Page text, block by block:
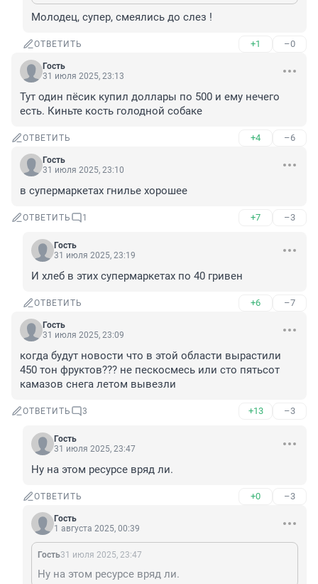
Молодец, супер, смеялись до слез !
ОТВЕТИТЬ +1 –0
Гость
31 июля 2025, 23:13
Тут один пёсик купил доллары по 500 и ему нечего
есть. Киньте кость голодной собаке
ОТВЕТИТЬ +4 –6
Гость
31 июля 2025, 23:10
в супермаркетах гнилье хорошее
ОТВЕТИТЬ 1 +7 –3
Гость
31 июля 2025, 23:19
И хлеб в этих супермаркетах по 40 гривен
ОТВЕТИТЬ +6 –7
Гость
31 июля 2025, 23:09
когда будут новости что в этой области вырастили
450 тон фруктов??? не пескосмесь или сто пятьсот
камазов снега летом вывезли
ОТВЕТИТЬ 3 +13 –3
Гость
31 июля 2025, 23:47
Ну на этом ресурсе вряд ли.
ОТВЕТИТЬ +0 –3
Гость
1 августа 2025, 00:39
Гость31 июля 2025, 23:47
Ну на этом ресурсе вряд ли.